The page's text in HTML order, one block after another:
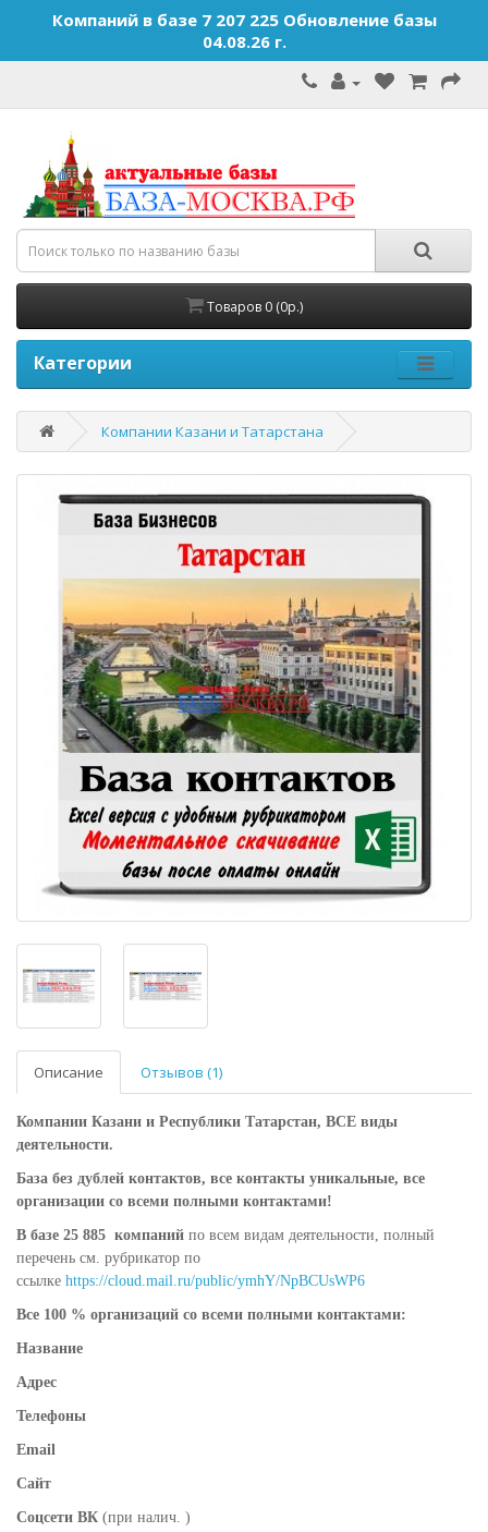
Компаний в базе 7 207 225 Обновление базы
04.08.26 г.
Товаров 0 (0р.)
Категории
Компании Казани и Татарстана
Описание Отзывов (1)
Компании Казани и Республики Татарстан, ВСЕ виды
деятельности.
База без дублей контактов, все контакты уникальные, все
организации со всеми полными контактами!
В базе 25 885 компаний по всем видам деятельности, полный
перечень см. рубрикатор по
ссылке https://cloud.mail.ru/public/ymhY/NpBCUsWP6
Все 100 % организаций со всеми полными контактами:
Название
Адрес
Телефоны
Email
Сайт
Соцсети ВК (при налич. )